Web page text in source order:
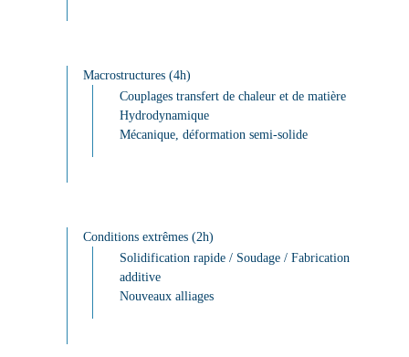
Macrostructures (4h)
Couplages transfert de chaleur et de matière
Hydrodynamique
Mécanique, déformation semi-solide
Conditions extrêmes (2h)
Solidification rapide / Soudage / Fabrication
additive
Nouveaux alliages